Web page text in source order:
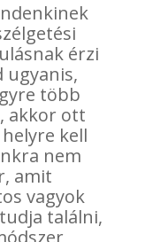
érzi
ugyanis,
több
akkor ott
kell
nem
amit
vagyok
találni,